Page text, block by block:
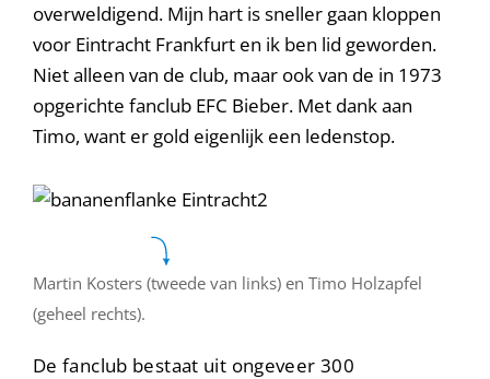
overweldigend. Mijn hart is sneller gaan kloppen
voor Eintracht Frankfurt en ik ben lid geworden.
Niet alleen van de club, maar ook van de in 1973
opgerichte fanclub EFC Bieber. Met dank aan
Timo, want er gold eigenlijk een ledenstop.
Martin Kosters (tweede van links) en Timo Holzapfel
(geheel rechts).
De fanclub bestaat uit ongeveer 300